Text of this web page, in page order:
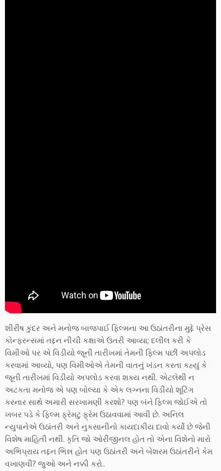
શીરીષ કુંદર અને મનોજ બાજપાઈ ફિલ્મના આ ઉઠાંતરીના મુદ્દે પ્રેસ
કોન્ફરન્સમાં તદ્દન નીચી કક્ષાએ ઉતરી આવ્યા; દલીલ કરી કે
વિમીઓ પર એ વિડીયો જૂની તારીખમાં તેમની ફિલ્મ પછી અપલોડ
કરવામાં આવ્યો, પણ વિમીઓએ તેમની વાતનું ખંડન કરતા કહ્યું કે
જૂની તારીખમાં વિડીયો અપલોડ કરવા શક્ય નથી. એટલેથી ન
અટકતા મનોજ એ પણ બોલ્યા કે એક લગ્નના વિડીયો શૂટિંગ
કરનાર સાથે અમારી સરખામણી કરશો? પણ બંને ફિલ્મ જોઈએ તો
ખબર પડે કે ફિલ્મ ફ્રેમટુ ફ્રેમ ઉઠાવવામાં આવી છે. અનિલ
ન્યુપાનેએ ઉઠાંતરી અને નુકસાનીનો કાયદાકીય દાવો કર્યો છે જેની
વિશેષ માહિતી નથી. કૃતિ જો ઓરીજીનલ હોત તો એના વિશેનો મારો
અભિપ્રાય તદ્દન ભિન્ન હોત પણ ઉઠાંતરી અને બેશરમ ઉઠાંતરીને કેમ
વખાણવી? જુઓ અને નક્કી કરો..